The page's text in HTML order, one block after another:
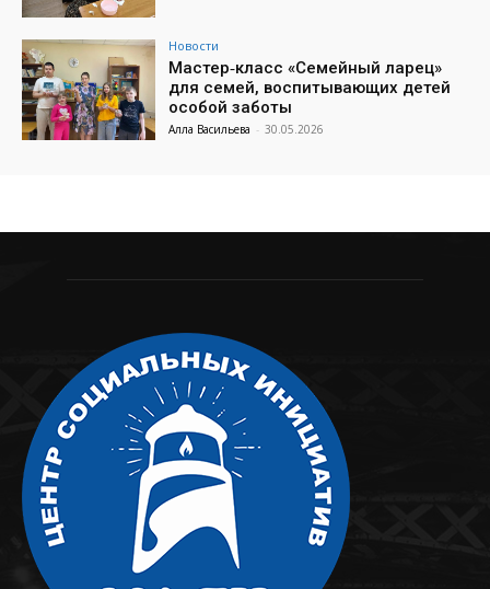
Новости
Мастер‑класс «Семейный ларец»
для семей, воспитывающих детей
особой заботы
Алла Васильева - 30.05.2026